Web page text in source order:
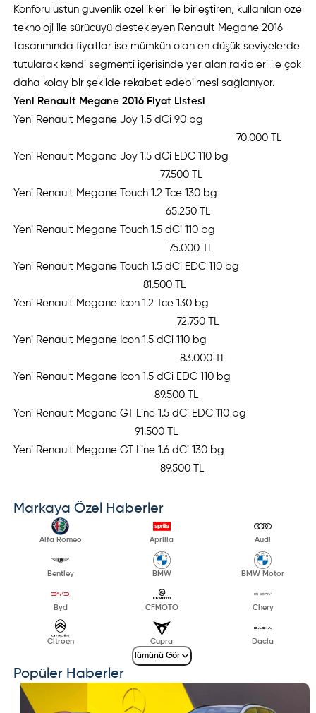
Konforu üstün güvenlik özellikleri ile birleştiren, kullanılan özel
teknoloji ile sürücüyü destekleyen Renault Megane 2016
tasarımında fiyatlar ise mümkün olan en düşük seviyelerde
tutularak kendi segmenti içerisinde yer alan rakipleri ile çok
daha kolay bir şeklide rekabet edebilmesi sağlanıyor.
Yeni Renault Megane 2016 Fiyat Listesi
Yeni Renault Megane Joy 1.5 dCi 90 bg
70.000 TL
Yeni Renault Megane Joy 1.5 dCi EDC 110 bg
77.500 TL
Yeni Renault Megane Touch 1.2 Tce 130 bg
65.250 TL
Yeni Renault Megane Touch 1.5 dCi 110 bg
75.000 TL
Yeni Renault Megane Touch 1.5 dCi EDC 110 bg
81.500 TL
Yeni Renault Megane Icon 1.2 Tce 130 bg
72.750 TL
Yeni Renault Megane Icon 1.5 dCi 110 bg
83.000 TL
Yeni Renault Megane Icon 1.5 dCi EDC 110 bg
89.500 TL
Yeni Renault Megane GT Line 1.5 dCi EDC 110 bg
91.500 TL
Yeni Renault Megane GT Line 1.6 dCi 130 bg
89.500 TL
Markaya Özel Haberler
Alfa Romeo Aprilia Audi
Bentley BMW BMW Motor
Byd CFMOTO Chery
Citroen Cupra Dacia
Tümünü Gör
Popüler Haberler